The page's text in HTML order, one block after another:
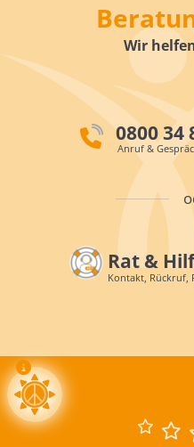
Wir
0800 34
Anruf &
Rat &
Kontakt, Rückruf,